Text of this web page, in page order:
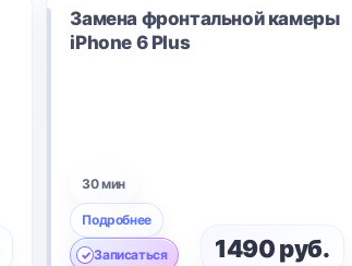
Замена фронтальной камеры
iPhone 6 Plus
30 мин
Подробнее
Записаться 1490 руб.